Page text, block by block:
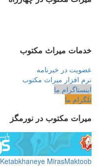
خدمات میراث مکتوب
عضویت در خبرنامه
نرم افزار میراث مکتوب
اینستاگرام ما
تلگرام ما
میرات مکتوب در نورمگز
Ketabkhaneye MirasMaktoob